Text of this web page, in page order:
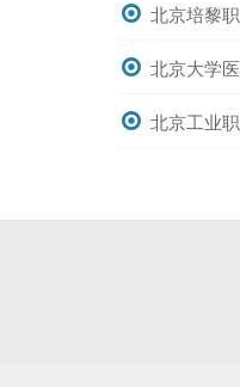
北京培黎
北京大学
北京工业